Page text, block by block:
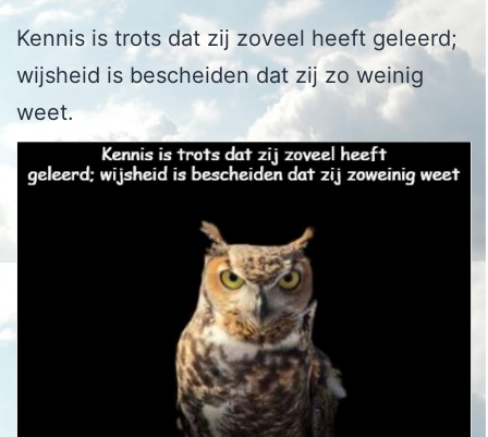
Kennis is trots dat zij zoveel heeft geleerd;
wijsheid is bescheiden dat zij zo weinig
weet.